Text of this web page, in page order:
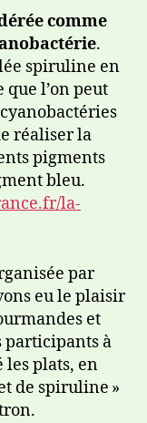
comme
.
spiruline en
l’on peut
réaliser la
pigments
bleu.
la-
par
eu le plaisir
et
participants à
les plats, en
de spiruline »